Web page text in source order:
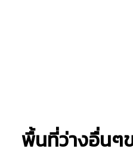
พื้นที่ว่างอื่นๆ